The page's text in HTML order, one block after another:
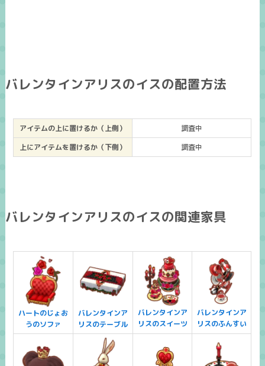
バレンタインアリスのイスの配置方法
アイテムの上に置けるか（上側）
調査中
上にアイテムを置けるか（下側）
調査中
バレンタインアリスのイスの関連家具
ハートのじょお
うのソファ
バレンタインア
リスのテーブル
バレンタインア
リスのスイーツ
バレンタインア
リスのふんすい